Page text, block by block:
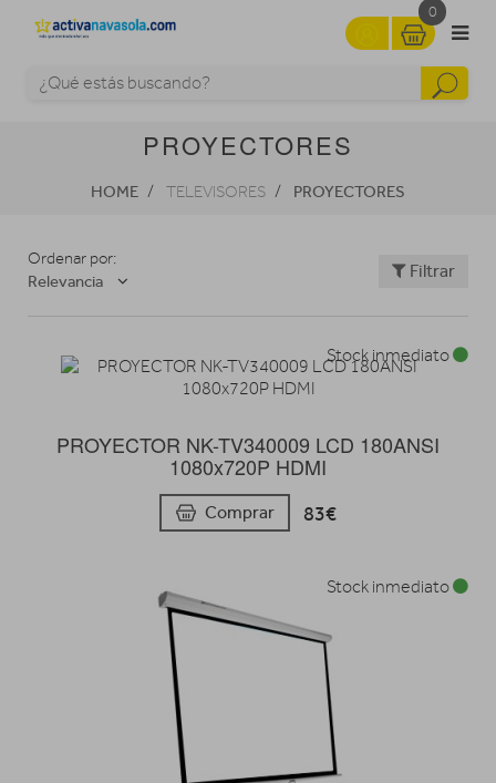
0
PROYECTORES
HOME TELEVISORES PROYECTORES
Ordenar por:
Relevancia
Filtrar
PROYECTOR NK-TV340009 LCD 180ANSI
1080x720P HDMI
Comprar 83€
Stock inmediato
Stock inmediato